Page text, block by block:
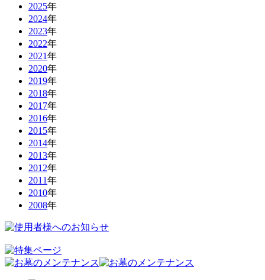
2025年
2024年
2023年
2022年
2021年
2020年
2019年
2018年
2017年
2016年
2015年
2014年
2013年
2012年
2011年
2010年
2008年